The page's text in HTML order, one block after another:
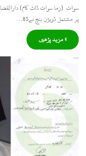
سوات (زما سوات ڈاٹ کام)
پر مشتمل ڈویژن بنچ نے85…
» مزید پڑھیں